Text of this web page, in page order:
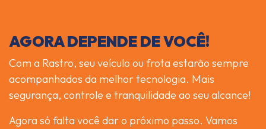
AGORA DEPENDE DE VOCÊ!
Com a Rastro, seu veículo ou frota estarão sempre
acompanhados da melhor tecnologia. Mais
segurança, controle e tranquilidade ao seu alcance!
Agora só falta você dar o próximo passo. Vamos